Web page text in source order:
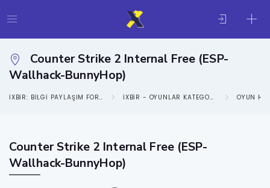
Counter Strike 2 Internal Free (ESP-
Wallhack-BunnyHop)
IXBIR: BILGI PAYLAŞIM FORUMU IXBIR - OYUNLAR KATEGORISI OYUN
Counter Strike 2 Internal Free (ESP-
Wallhack-BunnyHop)